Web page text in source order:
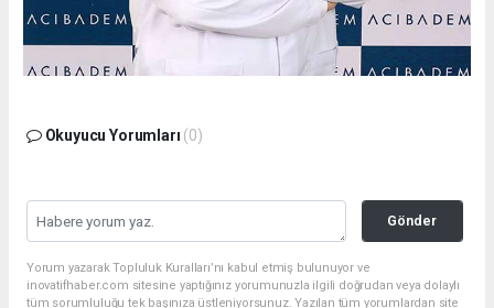
Okuyucu Yorumları (0)
Gönder
Yorum yazarak Topluluk Kuralları’nı kabul etmiş bulunuyor ve
inovatifhaber.com sitesine yaptığınız yorumunuzla ilgili doğrudan veya dolaylı
tüm sorumluluğu tek başınıza üstleniyorsunuz. Yazılan tüm yorumlardan site